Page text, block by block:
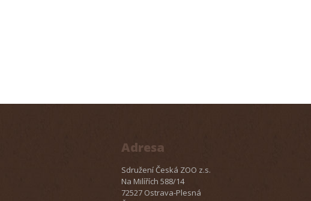
Adresa
Sdružení Česká ZOO z.s.
Na Milířích 588/14
72527 Ostrava-Plesná